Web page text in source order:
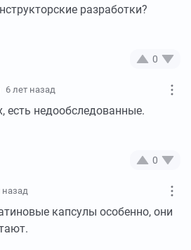
разработки?
0
6 лет назад
есть недообследованные.
0
назад
капсулы особенно, они